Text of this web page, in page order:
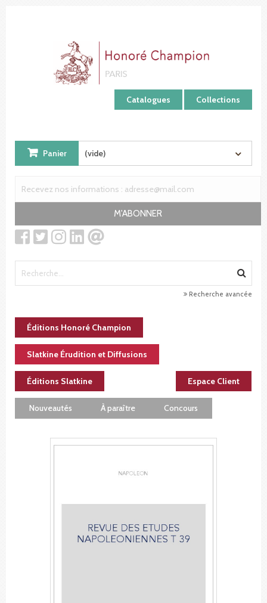
Catalogues Collections
Panier (vide)
M'ABONNER
Recherche avancée
Éditions Honoré Champion
Slatkine Érudition et Diffusions
Éditions Slatkine Espace Client
Nouveautés À paraître Concours